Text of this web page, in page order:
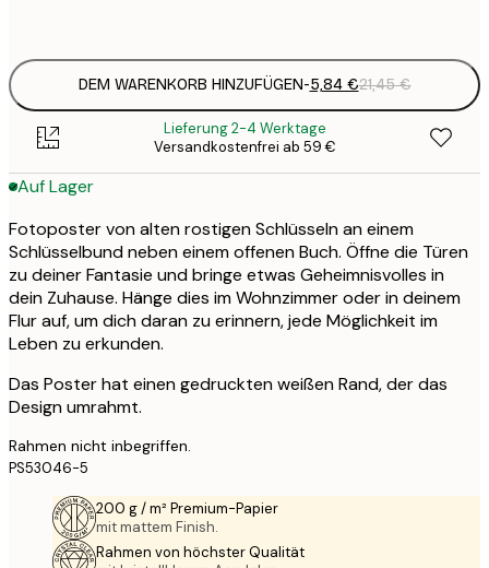
DEM WARENKORB HINZUFÜGEN-5,84 €21,45 €
Lieferung 2-4 Werktage
Versandkostenfrei ab 59 €
Auf Lager
Fotoposter von alten rostigen Schlüsseln an einem
Schlüsselbund neben einem offenen Buch. Öffne die Türen
zu deiner Fantasie und bringe etwas Geheimnisvolles in
dein Zuhause. Hänge dies im Wohnzimmer oder in deinem
Flur auf, um dich daran zu erinnern, jede Möglichkeit im
Leben zu erkunden.
Das Poster hat einen gedruckten weißen Rand, der das
Design umrahmt.
Rahmen nicht inbegriffen.
PS53046-5
200 g / m² Premium-Papier
mit mattem Finish.
Rahmen von höchster Qualität